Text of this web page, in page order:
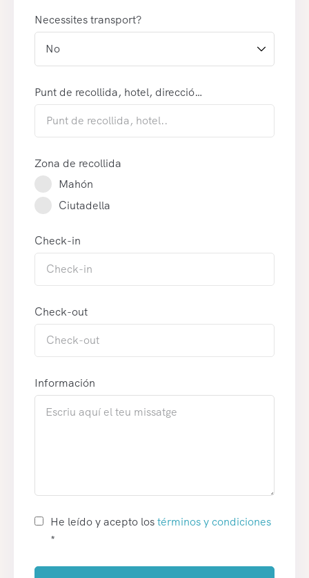
Necessites transport?
Punt de recollida, hotel, direcció…
Zona de recollida
Mahón
Ciutadella
Check-in
Check-out
Información
He leído y acepto lostérminos y condiciones
*